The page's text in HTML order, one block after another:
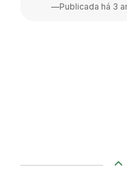
—Publicada há 3